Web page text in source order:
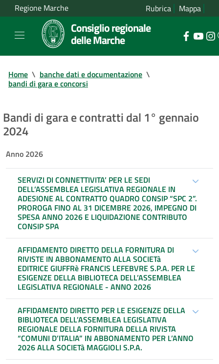
Regione Marche Rubrica Mappa
Consiglio regionale
delle Marche
Home \ banche dati e documentazione \
bandi di gara e concorsi
Bandi di gara e contratti dal 1° gennaio
2024
Anno 2026
SERVIZI DI CONNETTIVITA’ PER LE SEDI
DELL’ASSEMBLEA LEGISLATIVA REGIONALE IN
ADESIONE AL CONTRATTO QUADRO CONSIP “SPC 2”.
PROROGA FINO AL 31 DICEMBRE 2026, IMPEGNO DI
SPESA ANNO 2026 E LIQUIDAZIONE CONTRIBUTO
CONSIP SPA
AFFIDAMENTO DIRETTO DELLA FORNITURA DI
RIVISTE IN ABBONAMENTO ALLA SOCIETà
EDITRICE GIUFFRè FRANCIS LEFEBVRE S.P.A. PER LE
ESIGENZE DELLA BIBLIOTECA DELL’ASSEMBLEA
LEGISLATIVA REGIONALE - ANNO 2026
AFFIDAMENTO DIRETTO PER LE ESIGENZE DELLA
BIBLIOTECA DELL’ASSEMBLEA LEGISLATIVA
REGIONALE DELLA FORNITURA DELLA RIVISTA
“COMUNI D’ITALIA” IN ABBONAMENTO PER L’ANNO
2026 ALLA SOCIETà MAGGIOLI S.P.A.